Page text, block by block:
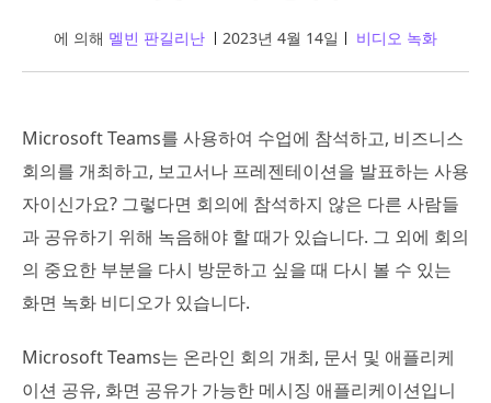
에 의해 멜빈 판길리난 2023년 4월 14일 비디오 녹화
Microsoft Teams를 사용하여 수업에 참석하고, 비즈니스
회의를 개최하고, 보고서나 프레젠테이션을 발표하는 사용
자이신가요? 그렇다면 회의에 참석하지 않은 다른 사람들
과 공유하기 위해 녹음해야 할 때가 있습니다. 그 외에 회의
의 중요한 부분을 다시 방문하고 싶을 때 다시 볼 수 있는
화면 녹화 비디오가 있습니다.
Microsoft Teams는 온라인 회의 개최, 문서 및 애플리케
이션 공유, 화면 공유가 가능한 메시징 애플리케이션입니